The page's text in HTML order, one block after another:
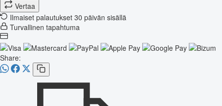
Vertaa
Ilmaiset palautukset 30 päivän sisällä
Turvallinen tapahtuma
Share: